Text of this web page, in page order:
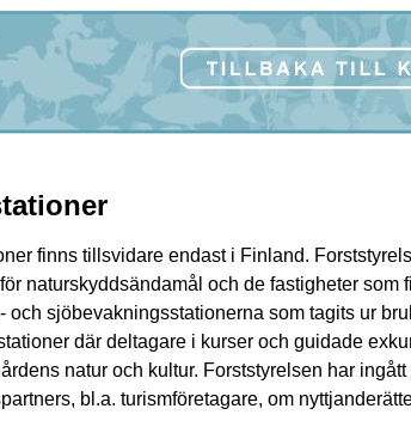
finns tillsvidare endast i Finland.
naturskyddsändamål och de fastigheter som
och sjöbevakningsstationerna som tagits ur
där deltagare i kurser och guidade
natur och kultur. Forststyrelsen har
bl.a. turismföretagare, om